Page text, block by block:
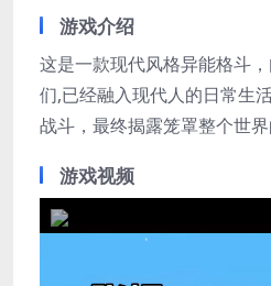
游戏介绍
这是一款现代风格异能格斗
们,已经融入现代人的日常生
战斗，最终揭露笼罩整个世界
游戏视频